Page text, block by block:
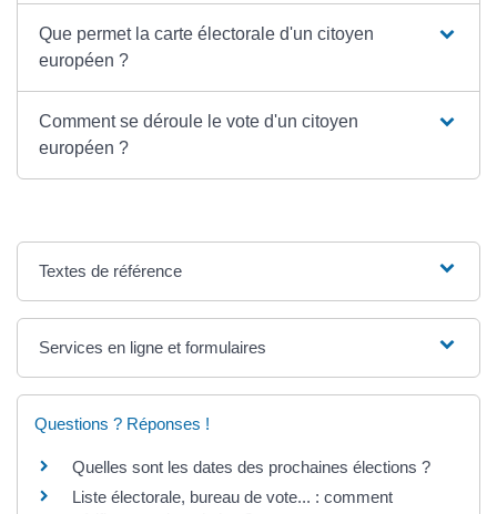
Que permet la carte électorale d'un citoyen
européen ?
Comment se déroule le vote d'un citoyen
européen ?
Textes de référence
Services en ligne et formulaires
Questions ? Réponses !
Quelles sont les dates des prochaines élections ?
Liste électorale, bureau de vote... : comment